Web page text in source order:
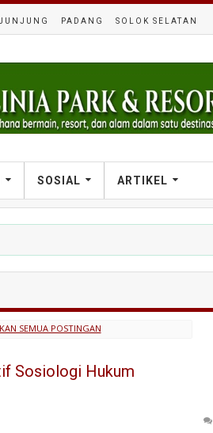
PADANG SOLOK SELATAN
SOSIAL ARTIKEL
SEMUA POSTINGAN
Sosiologi Hukum